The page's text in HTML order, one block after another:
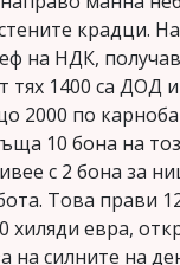
крадци.
на НДК,
тях 1400 са ДОД
2000 по
10 бона на
с 2 бона за
Това прави
хиляди евра,
на силните на